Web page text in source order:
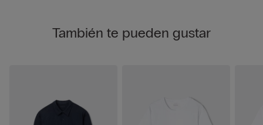
También te pueden gustar